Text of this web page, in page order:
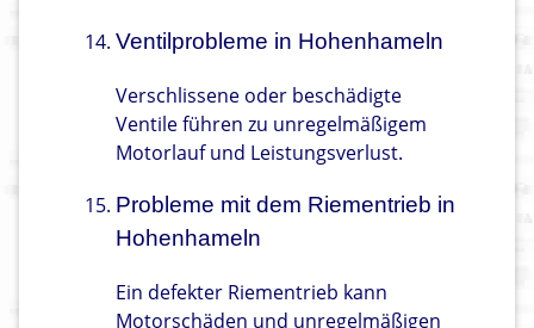
Ventilprobleme in Hohenhameln
Verschlissene oder beschädigte
Ventile führen zu unregelmäßigem
Motorlauf und Leistungsverlust.
Probleme mit dem Riementrieb in
Hohenhameln
Ein defekter Riementrieb kann
Motorschäden und unregelmäßigen